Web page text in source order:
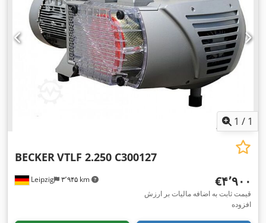
1 / 1
Leipzig ۳٬۹۴۵ km
BECKERVTLF 2.250 C300127
‎€۴٬۹۰۰
قیمت ثابت به اضافه مالیات بر ارزش
افزوده